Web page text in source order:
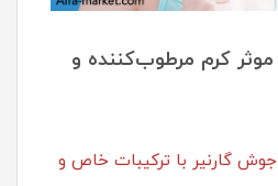
کرم مرطوب‌کننده و
گارنیر با ترکیبات خاص و